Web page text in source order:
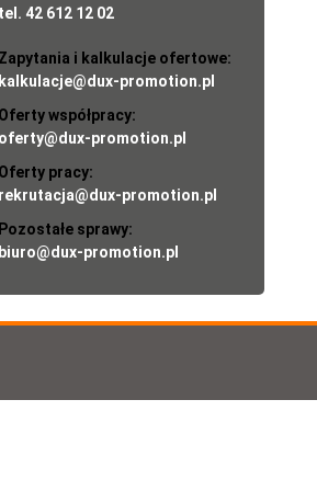
tel. 42 612 12 02
Zapytania i kalkulacje ofertowe:
kalkulacje@dux-promotion.pl
Oferty współpracy:
oferty@dux-promotion.pl
Oferty pracy:
rekrutacja@dux-promotion.pl
Pozostałe sprawy:
biuro@dux-promotion.pl